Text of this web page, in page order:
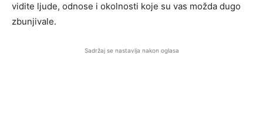
vidite ljude, odnose i okolnosti koje su vas možda dugo
zbunjivale.
Sadržaj se nastavlja nakon oglasa